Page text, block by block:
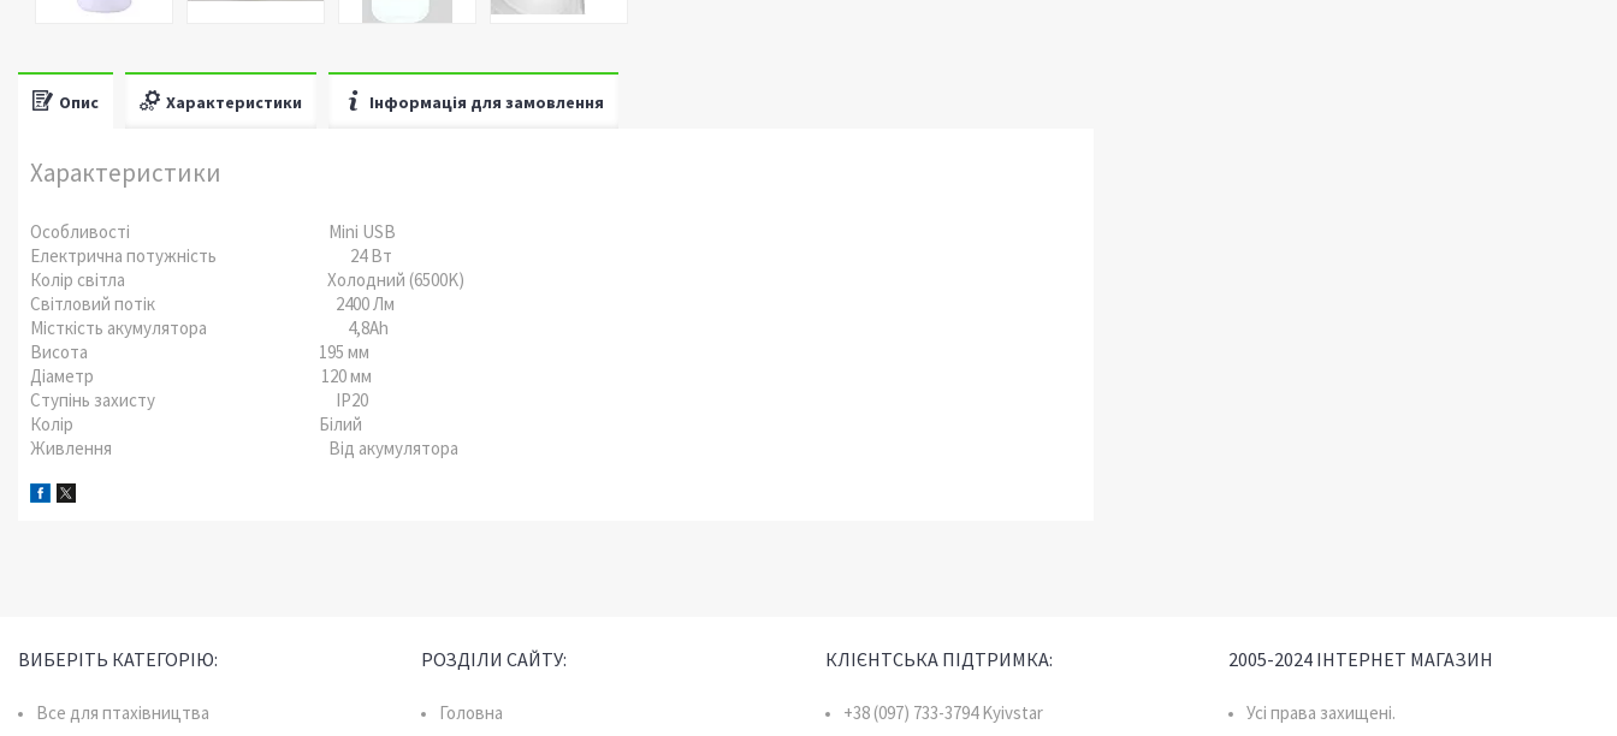
Опис Характеристики Інформація для замовлення
Характеристики
Особливості Mini USB
Електрична потужність 24 Вт
Колір світла Холодний (6500K)
Світловий потік 2400 Лм
Місткість акумулятора 4,8Ah
Висота 195 мм
Діаметр 120 мм
Ступінь захисту IP20
Колір Білий
Живлення Від акумулятора
ВИБЕРІТЬ КАТЕГОРІЮ:
Все для птахівництва
РОЗДІЛИ САЙТУ:
Головна
КЛІЄНТСЬКА ПІДТРИМКА:
+38 (097) 733-3794 Kyivstar
2005-2024 ІНТЕРНЕТ МАГАЗИН
Усі права захищені.